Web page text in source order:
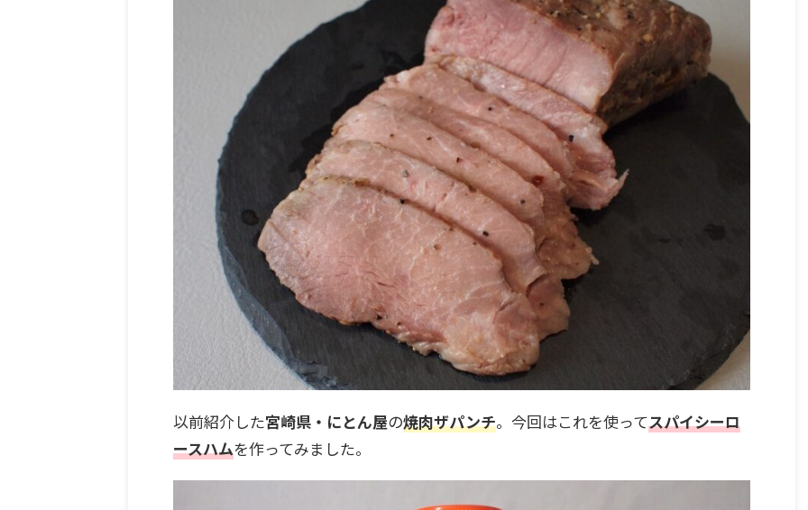
以前紹介した宮崎県・にとん屋の焼肉ザパンチ。今回はこれを使ってスパイシーロ
ースハムを作ってみました。